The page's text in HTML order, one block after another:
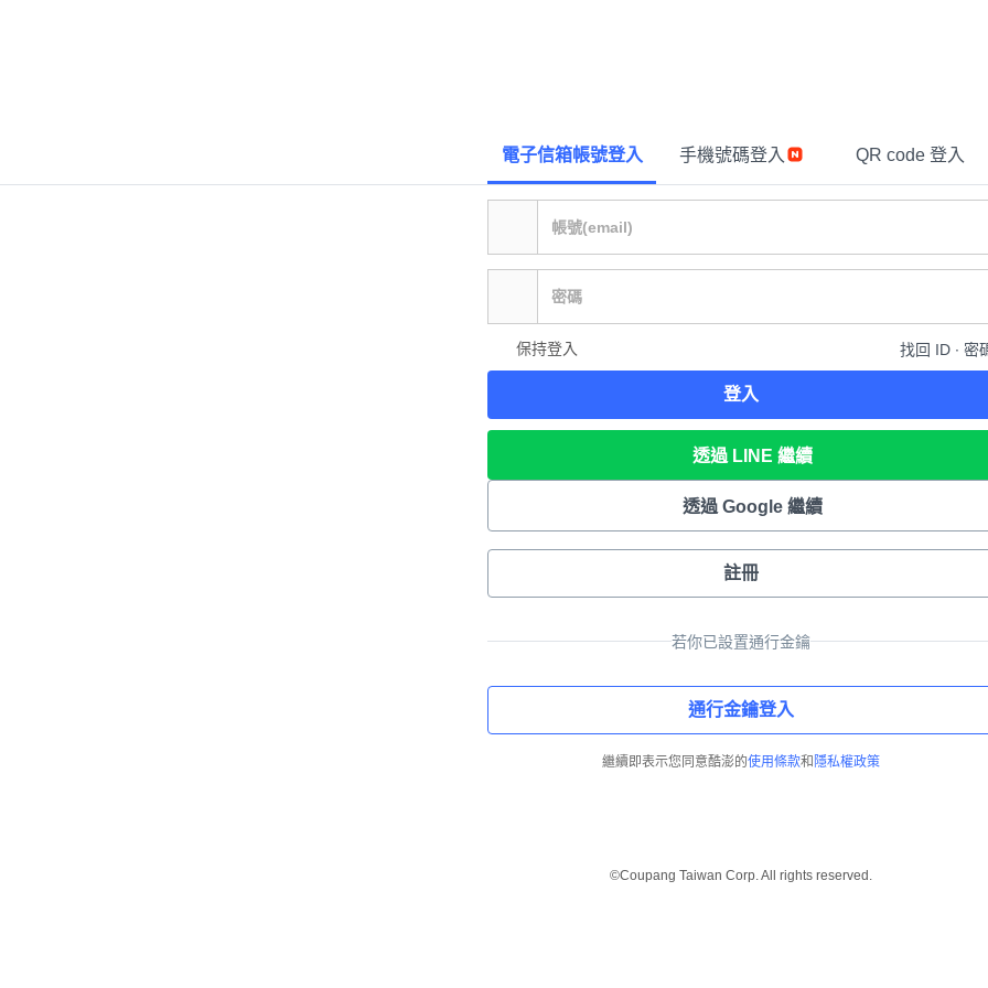
電子信箱帳號登入 手機號碼登入 QR code 登入
保持登入 找回 ID ∙ 密
登入
透過 LINE 繼續
透過 Google 繼續
註冊
若你已設置通行金鑰
通行金鑰登入
繼續即表示您同意酷澎的使用條款和 隱私權政策
©Coupang Taiwan Corp. All rights reserved.